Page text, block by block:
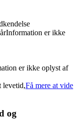
Information er ikke
er ikke oplyst af
levetid,Få mere at vide
og